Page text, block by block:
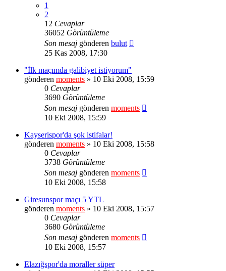
1
2
12 Cevaplar
36052 Görüntüleme
Son mesaj gönderen bulut
25 Kas 2008, 17:30
"İlk maçımda galibiyet istiyorum"
gönderen moments » 10 Eki 2008, 15:59
0 Cevaplar
3690 Görüntüleme
Son mesaj gönderen moments
10 Eki 2008, 15:59
Kayserispor'da şok istifalar!
gönderen moments » 10 Eki 2008, 15:58
0 Cevaplar
3738 Görüntüleme
Son mesaj gönderen moments
10 Eki 2008, 15:58
Giresunspor maçı 5 YTL
gönderen moments » 10 Eki 2008, 15:57
0 Cevaplar
3680 Görüntüleme
Son mesaj gönderen moments
10 Eki 2008, 15:57
Elazığspor'da moraller süper